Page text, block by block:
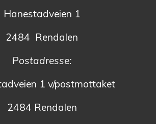
Hanestadveien 1
2484 Rendalen
Postadresse:
1 v/postmottaket
2484 Rendalen